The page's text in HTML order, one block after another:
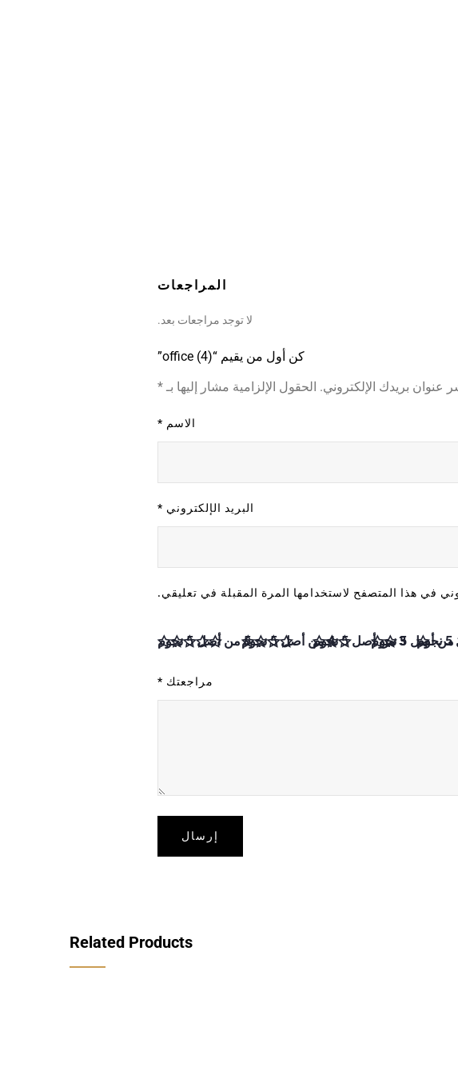
المراجعات
لا توجد مراجعات بعد.
كن أول من يقيم “office (4)”
عنوان بريدك الإلكتروني. الحقول الإلزامية مشار إليها بـ *
الاسم *
البريد الإلكتروني *
في هذا المتصفح لاستخدامها المرة المقبلة في تعليقي.
3 من أصل 5 نجوم 4 من أصل 5 نجوم 5 من أصل 5 نجوم
مراجعتك *
Related Products